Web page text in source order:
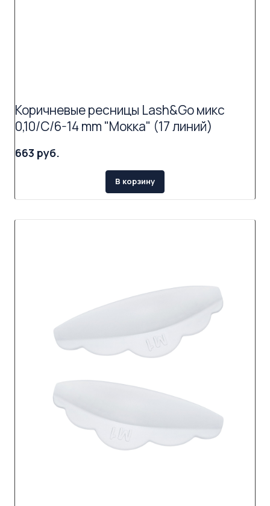
Коричневые ресницы Lash&Go микс
0,10/C/6-14 mm "Мокка" (17 линий)
663 руб.
В корзину